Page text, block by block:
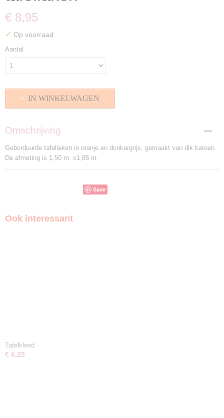
€ 8,95
✓ Op voorraad
Aantal
IN WINKELWAGEN
Omschrijving
Geborduurde tafellaken in oranje en donkergrijs, gemaakt van dik katoen.
De afmeting is 1,50 m x1,85 m.
Save
Ook interessant
Tafelkleed
€ 6,25